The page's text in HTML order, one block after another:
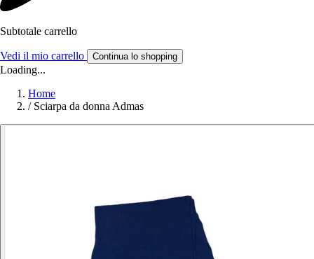
Subtotale carrello
Vedi il mio carrello Continua lo shopping
Loading...
Home
/ Sciarpa da donna Admas